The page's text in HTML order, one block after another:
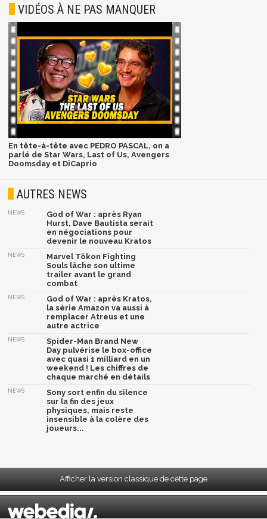
VIDÉOS À NE PAS MANQUER
En tête-à-tête avec PEDRO PASCAL, on a
parlé de Star Wars, Last of Us, Avengers
Doomsday et DiCaprio
AUTRES NEWS
NEWS
God of War : après Ryan
Hurst, Dave Bautista serait
en négociations pour
devenir le nouveau Kratos
NEWS
Marvel Tōkon Fighting
Souls lâche son ultime
trailer avant le grand
combat
NEWS
God of War : après Kratos,
la série Amazon va aussi à
remplacer Atreus et une
autre actrice
NEWS
Spider-Man Brand New
Day pulvérise le box-office
avec quasi 1 milliard en un
weekend ! Les chiffres de
chaque marché en détails
NEWS
Sony sort enfin du silence
sur la fin des jeux
physiques, mais reste
insensible à la colère des
joueurs...
Afficher la version classique de cette page